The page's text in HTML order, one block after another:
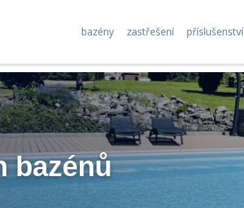
bazény zastřešení příslušenství
bazénů